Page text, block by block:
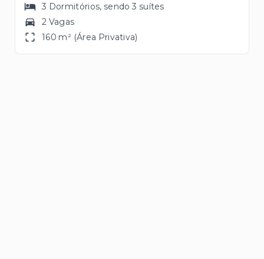
3 Dormitórios, sendo3 suítes
2 Vagas
160 m² (Área Privativa)